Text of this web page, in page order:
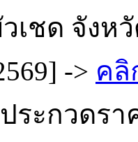
เชด จังห
-> คลิ
ระกวดรา